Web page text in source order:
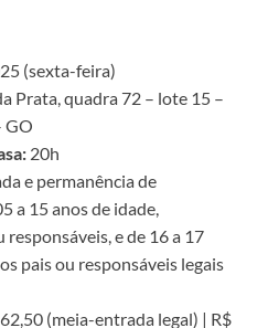
(sexta-feira)
Prata, quadra 72 – lote 15 –
GO
20h
e permanência de
a 15 anos de idade,
e de 16 a 17
pais ou responsáveis legais
(meia-entrada legal) | R$